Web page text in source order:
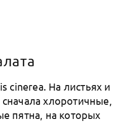
cinerea. На листьях и
хлоротичные,
пятна, на которых